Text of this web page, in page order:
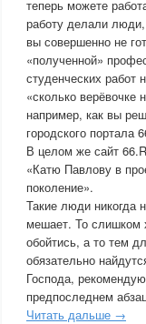
теперь можете
работу делали
вы совершенно не
«полученной»
студенческих работ
«сколько верёвочке
например, как вы
городского портала
В целом же сайт
«Катю Павлову в
поколение».
Такие люди никогда
мешает. То слишком
обойтись, а то тем
обязательно
Господа,
предпоследнем
Читать дальше →